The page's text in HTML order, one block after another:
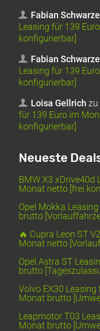
Fabian
Leasing für 139
konfigurierbar]
Fabian
Leasing für 139
konfigurierbar]
Loisa Gellrich zu
für 139 Euro im
konfigurierbar]
Neueste
BMW X3 xDrive40d
Monat netto [frei
Opel Mokka
brutto
🔥 Cupra Leon ST
Monat netto
Opel Astra ST
brutto
Volvo EX30
Monat brutto
Leapmotor T03
Monat brutto